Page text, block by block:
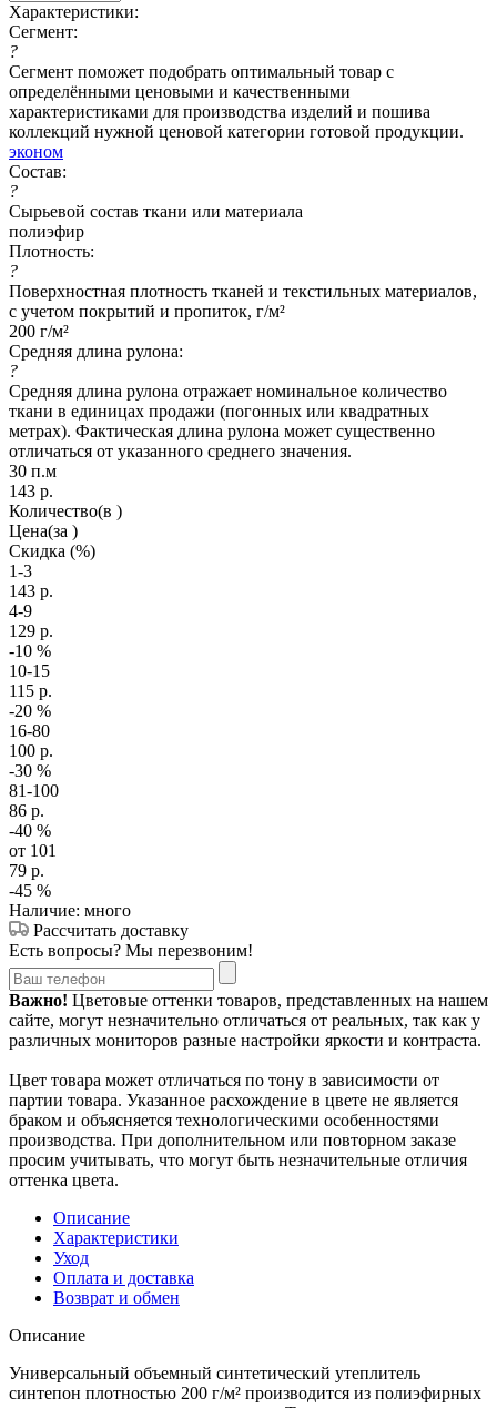
Характеристики:
Сегмент:
?
Сегмент поможет подобрать оптимальный товар с
определёнными ценовыми и качественными
характеристиками для производства изделий и пошива
коллекций нужной ценовой категории готовой продукции.
эконом
Состав:
?
Сырьевой состав ткани или материала
полиэфир
Плотность:
?
Поверхностная плотность тканей и текстильных материалов,
с учетом покрытий и пропиток, г/м²
200 г/м²
Средняя длина рулона:
?
Средняя длина рулона отражает номинальное количество
ткани в единицах продажи (погонных или квадратных
метрах). Фактическая длина рулона может существенно
отличаться от указанного среднего значения.
30 п.м
143 р.
Количество(в )
Цена(за )
Скидка (%)
1-3
143 р.
4-9
129 р.
-10 %
10-15
115 р.
-20 %
16-80
100 р.
-30 %
81-100
86 р.
-40 %
от 101
79 р.
-45 %
Наличие: много
Рассчитать доставку
Есть вопросы? Мы перезвоним!
Важно! Цветовые оттенки товаров, представленных на нашем
сайте, могут незначительно отличаться от реальных, так как у
различных мониторов разные настройки яркости и контраста.
Цвет товара может отличаться по тону в зависимости от
партии товара. Указанное расхождение в цвете не является
браком и объясняется технологическими особенностями
производства. При дополнительном или повторном заказе
просим учитывать, что могут быть незначительные отличия
оттенка цвета.
Описание
Характеристики
Уход
Оплата и доставка
Возврат и обмен
Описание
Универсальный объемный синтетический утеплитель
синтепон плотностью 200 г/м² производится из полиэфирных